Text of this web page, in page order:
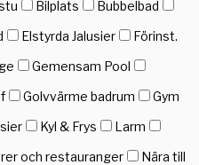
Bilplats
Bubbelbad
Elstyrda Jalusier
Förinst.
Gemensam Pool
Golvvärme badrum
Gym
Kyl & Frys
Larm
och restauranger
Nära till